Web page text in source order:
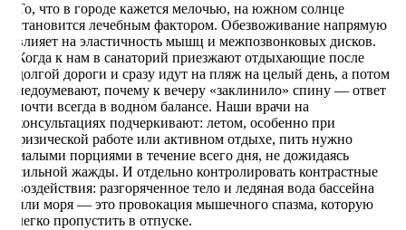
То, что в городе кажется мелочью, на южном солнце
становится лечебным фактором. Обезвоживание напрямую
влияет на эластичность мышц и межпозвонковых дисков.
Когда к нам в санаторий приезжают отдыхающие после
долгой дороги и сразу идут на пляж на целый день, а потом
недоумевают, почему к вечеру «заклинило» спину — ответ
почти всегда в водном балансе. Наши врачи на
консультациях подчеркивают: летом, особенно при
физической работе или активном отдыхе, пить нужно
малыми порциями в течение всего дня, не дожидаясь
сильной жажды. И отдельно контролировать контрастные
воздействия: разгоряченное тело и ледяная вода бассейна
или моря — это провокация мышечного спазма, которую
легко пропустить в отпуске.